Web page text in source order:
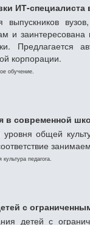
ИТ-
выпускников
и
Предлагается
корпорации.
обучение.
в современной
общей
педагога.
с
детей с